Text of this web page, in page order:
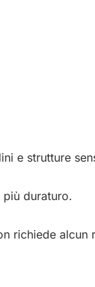
e strutture
più duraturo.
richiede alcun